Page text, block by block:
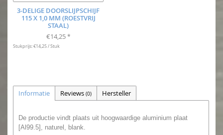
3-DELIGE DOORSLIJPSCHIJF
115 X 1,0 MM (ROESTVRIJ
STAAL)
€14,25 *
Stukprijs: €14,25 / Stuk
Informatie Reviews (0) Hersteller
De productie vindt plaats uit hoogwaardige aluminium plaat
[Al99.5], naturel, blank.